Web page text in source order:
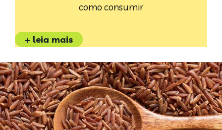
como consumir
+ leia mais